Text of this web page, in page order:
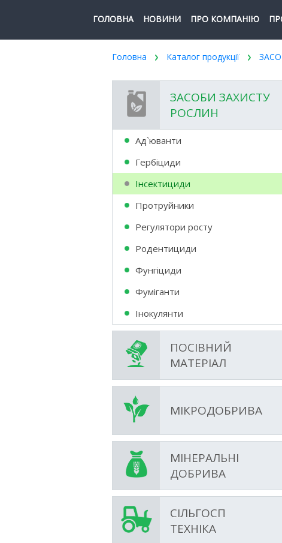
ГОЛОВНА НОВИНИ ПРО КОМПАНІЮ
Головна Каталог продукції
ЗАСОБИ ЗАХИСТУ
РОСЛИН
Ад`юванти
Гербіциди
Інсектициди
Протруйники
Регулятори росту
Родентициди
Фунгіциди
Фумiганти
Інокулянти
ПОСІВНИЙ
МАТЕРІАЛ
МІКРОДОБРИВА
МІНЕРАЛЬНІ
ДОБРИВА
СІЛЬГОСП
ТЕХНІКА